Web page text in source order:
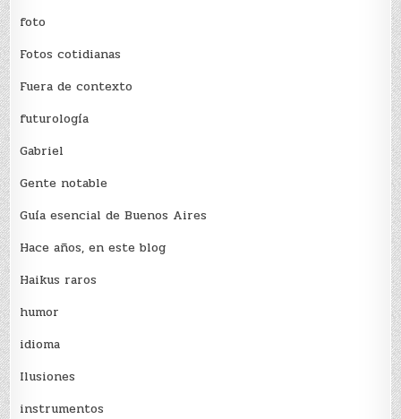
foto
Fotos cotidianas
Fuera de contexto
futurología
Gabriel
Gente notable
Guía esencial de Buenos Aires
Hace años, en este blog
Haikus raros
humor
idioma
Ilusiones
instrumentos